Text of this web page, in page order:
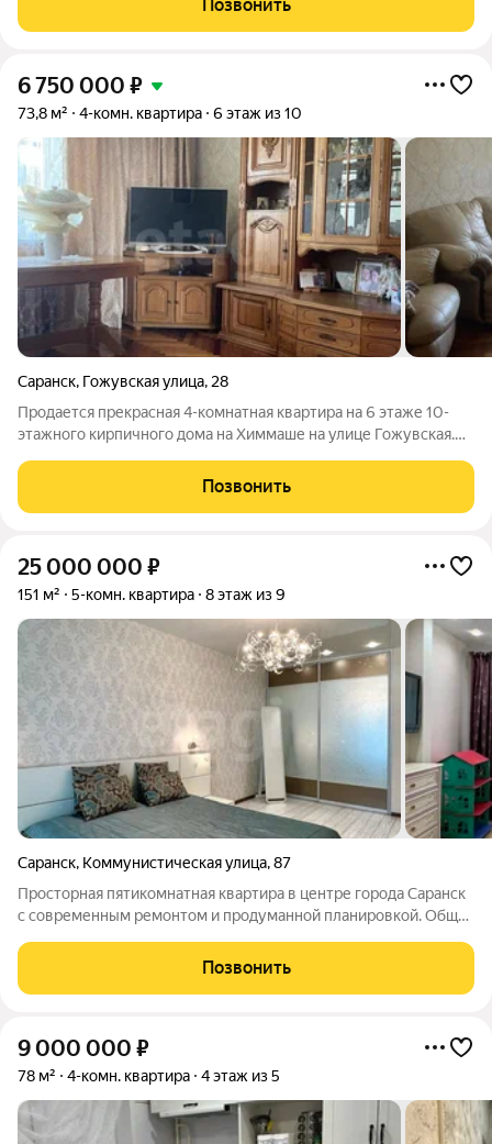
спокойный,
Позвонить
6 750 000 ₽
73,8 м² 4-комн. квартира 6 этаж из 10
Саранск, Гожувская улица, 28
Продается прекрасная 4-комнатная квартира на 6 этаже 10-
этажного кирпичного дома на Химмаше на улице Гожувская.
В квартире одна проходная комната и три изолированные 16,6,
13,1, 13,2 и 9
Позвонить
25 000 000 ₽
151 м² 5-комн. квартира 8 этаж из 9
Саранск, Коммунистическая улица,87
Просторная пятикомнатная квартира в центре города Саранск
с современным ремонтом и продуманной планировкой. Общая
гардеробная 8,6 м , кабинет - 7 м, 2 сан. узла (6,4 и 3,0 м) , 3
Позвонить
9 000 000 ₽
78 м² 4-комн. квартира 4 этаж из 5